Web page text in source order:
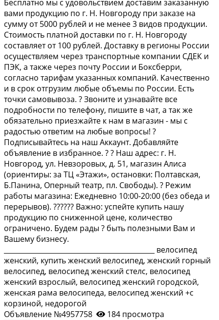
Бесплатно мы с удовольствием доставим заказанную
вами продукцию по г. Н. Новгороду при заказе на
сумму от 5000 рублей и не менее 3 видов продукции.
Стоимость платной доставки по г. Н. Новгороду
составляет от 100 рублей. Доставку в регионы России
осуществляем через транспортные компании СДЕК и
ПЭК, а также через почту России и Боксберри,
согласно тарифам указанных компаний. Качественно
и в срок отгрузим любые объемы по России. Есть
точки самовывоза. ? Звоните и узнавайте все
подробности по телефону, пишите в чат, а так же
обязательно приезжайте к нам в магазин - мы с
радостью ответим на любые вопросы! ?
Подписывайтесь на наш Аккаунт. Добавляйте
объявление в избранное. ? ? Наш адрес: г. Н.
Новгород, ул. Невзоровых, д. 51, магазин Алиса
(ориентиры: за ТЦ «Этажи», остановки: Полтавская,
Б.Панина, Оперный театр, пл. Свободы). ? Режим
работы магазина: Ежедневно 10:00-20:00 (без обеда и
перерывов). ?????? Важно: успейте купить нашу
продукцию по сниженной цене, количество
ограничено. Будем рады ? быть полезными Вам и
Вашему бизнесу.
____________________________________________ велосипед
женский, купить женский велосипед, женский горный
велосипед, велосипед женский стелс, велосипед
женский взрослый, велосипед женский городской,
женская рама велосипеда, велосипед женский +с
корзиной, недорогой
Объявление №4957758
184 просмотра